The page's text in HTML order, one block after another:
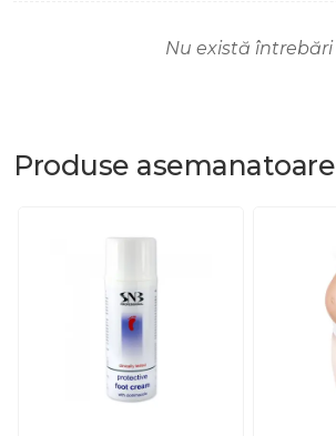
Nu există întrebări
Produse asemanatoare